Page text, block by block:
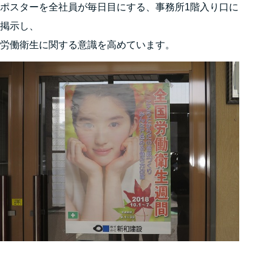
ポスターを全社員が毎日目にする、事務所1階入り口に
掲示し、
労働衛生に関する意識を高めています。